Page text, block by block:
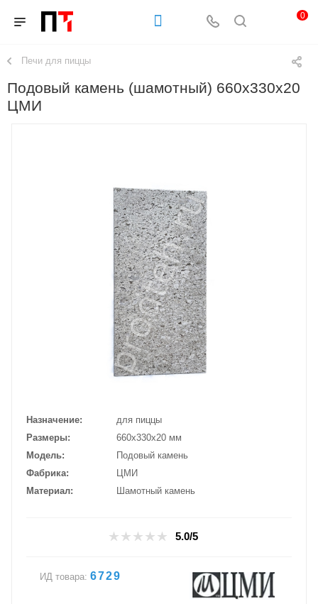
0
Печи для пиццы
Подовый камень (шамотный) 660х330х20
ЦМИ
Назначение
для пиццы
Размеры
660х330х20 мм
Модель
Подовый камень
Фабрика
ЦМИ
Материал
Шамотный камень
5.0/5
ИД товара: 6729